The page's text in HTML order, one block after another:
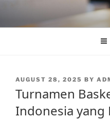
content
POSTED
AUGUST 28, 2025 BY
Turnamen
Indonesia yang